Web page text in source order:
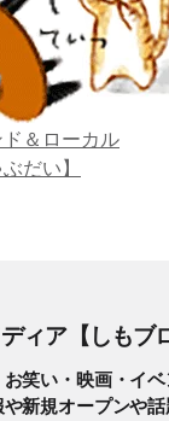
ド＆ローカル
ぶだい】
ィア【しもブロ
笑い・映画・イ
新規オープンや